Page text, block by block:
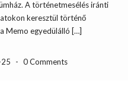
A történetmesélés iránti
keresztül történő
Memo egyedülálló […]
- 0 Comments